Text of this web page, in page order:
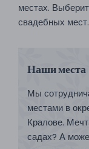
местах.
свадебных мест.
Наши места
Мы
местами в
Кралове.
садах? А